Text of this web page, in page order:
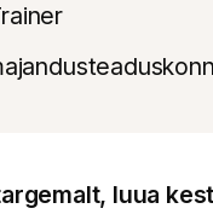
luua